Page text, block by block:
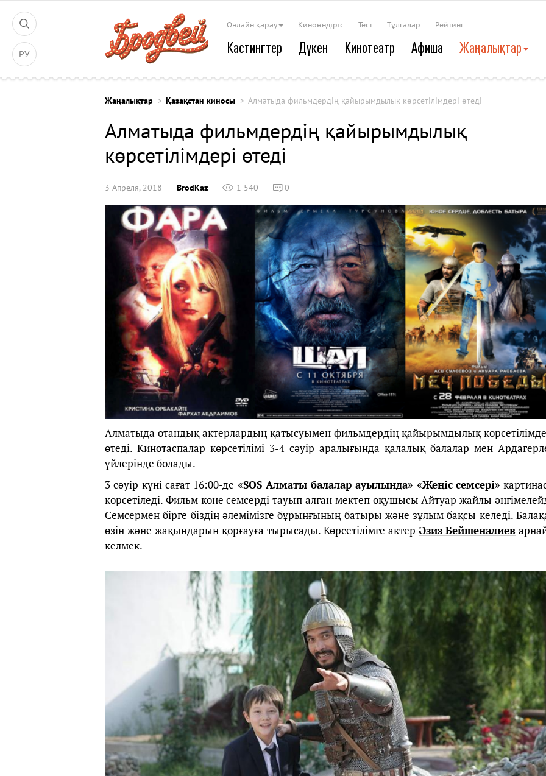
РУ
Онлайн қарау Киноөндіріс Тест Тұлғалар Рейтинг
Кастингтер Дүкен Кинотеатр Афиша Жаңалықтар
Жаңалықтар Қазақстан киносы Алматыда фильмдердің қайырымдылық көрсетілімдері өтеді
Алматыда фильмдердің қайырымдылық
көрсетілімдері өтеді
3 Апреля, 2018 BrodKaz 1 540 0
Алматыда отандық актерлардың қатысуымен фильмдердің қайырымдылық
өтеді. Кинотаспалар көрсетілімі 3-4 сәуір аралығында қалалық балалар мен
үйлерінде болады.
3 сәуір күні сағат 16:00-де «SOS Алматы балалар ауылында» «Жеңіс семсері»
көрсетіледі. Фильм көне семсерді тауып алған мектеп оқушысы Айтуар жайлы
Семсермен бірге біздің әлемімізге бұрынғының батыры және зұлым бақсы келеді.
өзін және жақындарын қорғауға тырысады. Көрсетілімге актер Әзиз Бейшеналиев
келмек.